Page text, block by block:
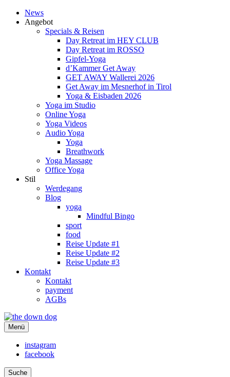
News
Angebot
Specials & Reisen
Day Retreat im HEY CLUB
Day Retreat im ROSSO
Gipfel-Yoga
d’Kammer Get Away
GET AWAY Wallerei 2026
Get Away im Mesnerhof in Tirol
Yoga & Eisbaden 2026
Yoga im Studio
Online Yoga
Yoga Videos
Audio Yoga
Yoga
Breathwork
Yoga Massage
Office Yoga
Stil
Werdegang
Blog
yoga
Mindful Bingo
sport
food
Reise Update #1
Reise Update #2
Reise Update #3
Kontakt
Kontakt
payment
AGBs
the down dog
Christina Ilchman
Menü
instagram
facebook
Suche